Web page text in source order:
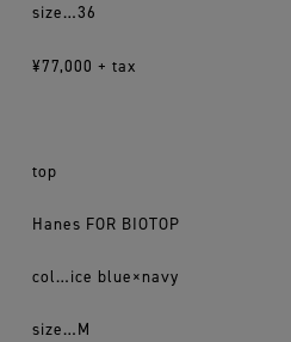
size…36
¥77,000 + tax
top
Hanes FOR BIOTOP
col…ice blue×navy
size…M